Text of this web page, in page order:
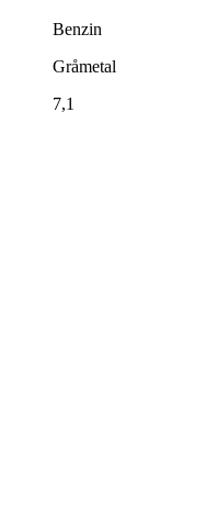
Benzin
Gråmetal
7,1